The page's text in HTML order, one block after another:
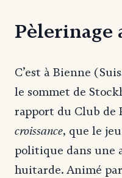
Pèlerinage
C’est à Bienne
le sommet de
rapport du Club de
croissance, que le
politique dans une
huitarde. Animé